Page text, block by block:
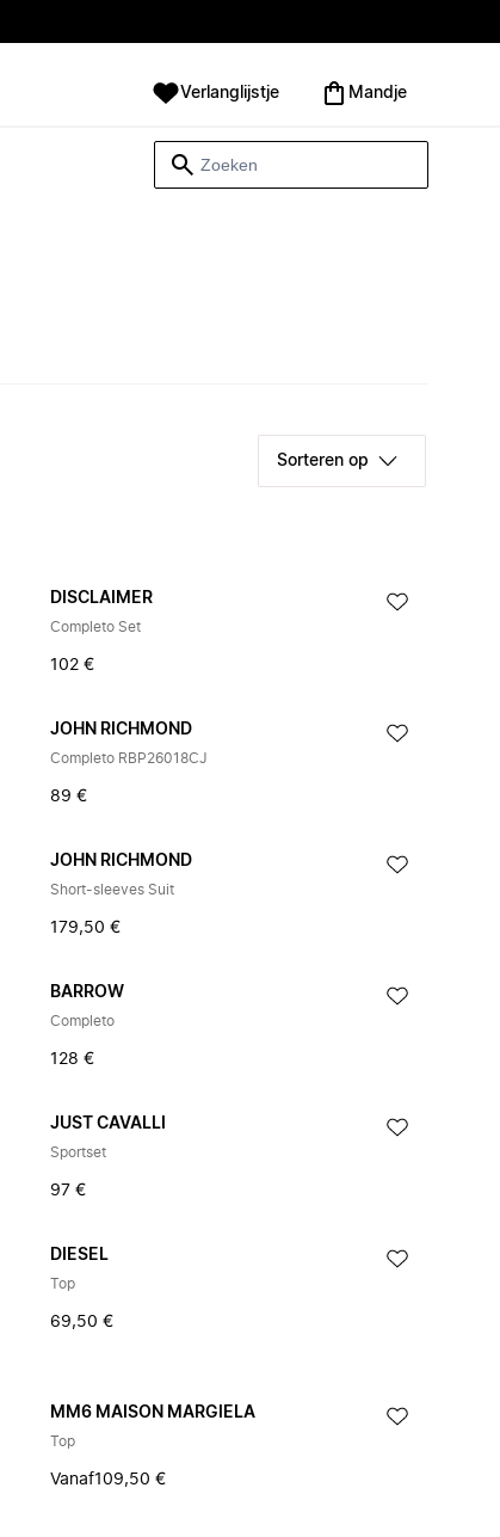
Verlanglijstje Mandje
Sorteren op
DISCLAIMER
Completo Set
102 €
JOHN RICHMOND
Completo RBP26018CJ
89 €
JOHN RICHMOND
Short-sleeves Suit
179,50 €
BARROW
Completo
128 €
JUST CAVALLI
Sportset
97 €
DIESEL
Top
69,50 €
MM6 MAISON MARGIELA
Top
Vanaf109,50 €